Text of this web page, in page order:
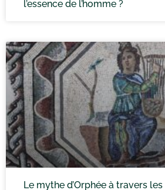
l’essence de l’homme ?
Le mythe d’Orphée à travers